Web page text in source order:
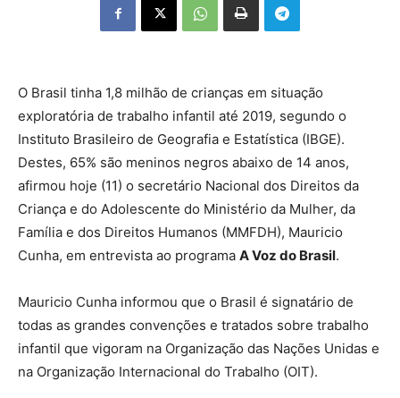
O Brasil tinha 1,8 milhão de crianças em situação
exploratória de trabalho infantil até 2019, segundo o
Instituto Brasileiro de Geografia e Estatística (IBGE).
Destes, 65% são meninos negros abaixo de 14 anos,
afirmou hoje (11) o secretário Nacional dos Direitos da
Criança e do Adolescente do Ministério da Mulher, da
Família e dos Direitos Humanos (MMFDH), Mauricio
Cunha, em entrevista ao programa A Voz do Brasil.
Mauricio Cunha informou que o Brasil é signatário de
todas as grandes convenções e tratados sobre trabalho
infantil que vigoram na Organização das Nações Unidas e
na Organização Internacional do Trabalho (OIT).